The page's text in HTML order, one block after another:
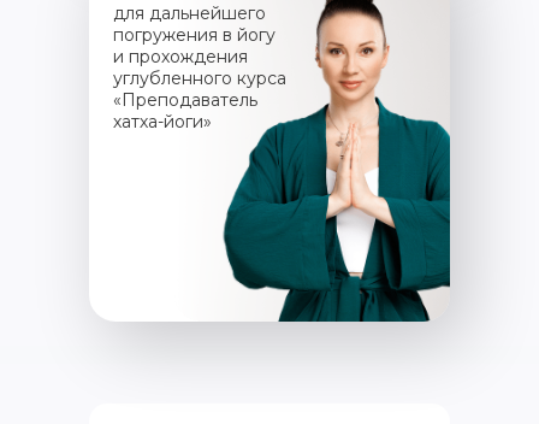
для дальнейшего
погружения в йогу
и прохождения
углубленного курса
«Преподаватель
хатха-йоги»